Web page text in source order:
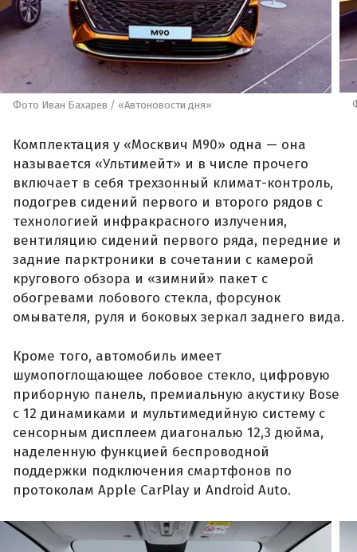
Фото Иван Бахарев / «Автоновости дня»
Комплектация у «Москвич М90» одна — она
называется «Ультимейт» и в числе прочего
включает в себя трехзонный климат-контроль,
подогрев сидений первого и второго рядов с
технологией инфракрасного излучения,
вентиляцию сидений первого ряда, передние и
задние парктроники в сочетании с камерой
кругового обзора и «зимний» пакет с
обогревами лобового стекла, форсунок
омывателя, руля и боковых зеркал заднего вида.
Кроме того, автомобиль имеет
шумопоглощающее лобовое стекло, цифровую
приборную панель, премиальную акустику Bose
с 12 динамиками и мультимедийную систему с
сенсорным дисплеем диагональю 12,3 дюйма,
наделенную функцией беспроводной
поддержки подключения смартфонов по
протоколам Apple CarPlay и Android Auto.